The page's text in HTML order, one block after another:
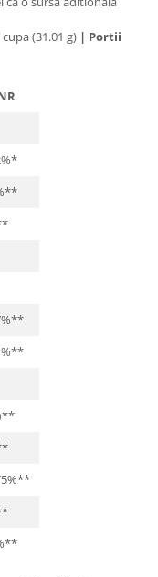
cupa (31.01 g) | Portii